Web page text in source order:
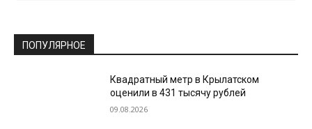
ПОПУЛЯРНОЕ
Квадратный метр в Крылатском
оценили в 431 тысячу рублей
09.08.2026